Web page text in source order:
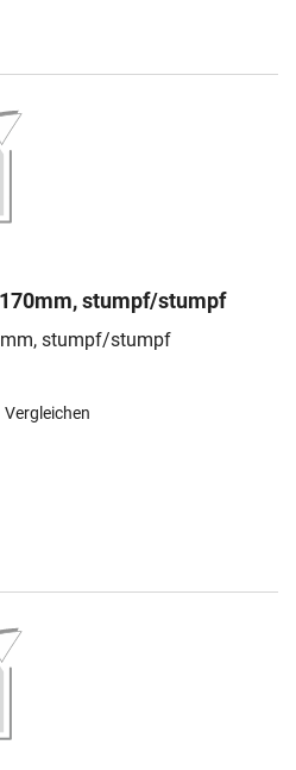
stumpf/stumpf
stumpf/stumpf
Vergleichen